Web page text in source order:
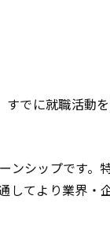
でに就職活動
ンシップです。
してより業界・